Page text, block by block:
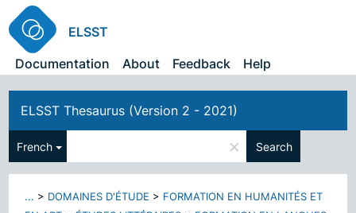
ELSST
Documentation
About Feedback Help
ELSST Thesaurus (Version 2 - 2021)
French × Search
... > DOMAINES D'ÉTUDE > FORMATION EN HUMANITÉS ET